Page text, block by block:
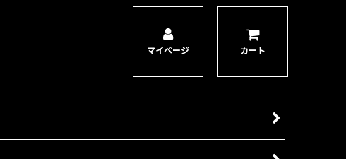
マイページ カート